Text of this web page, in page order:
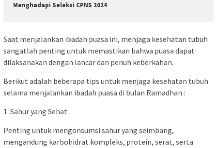
Menghadapi Seleksi CPNS 2024
Saat menjalankan ibadah puasa ini, menjaga kesehatan tubuh
sangatlah penting untuk memastikan bahwa puasa dapat
dilaksanakan dengan lancar dan penuh keberkahan.
Berikut adalah beberapa tips untuk menjaga kesehatan tubuh
selama menjalankan ibadah puasa di bulan Ramadhan :
1. Sahur yang Sehat:
Penting untuk mengonsumsi sahur yang seimbang,
mengandung karbohidrat kompleks, protein, serat, serta